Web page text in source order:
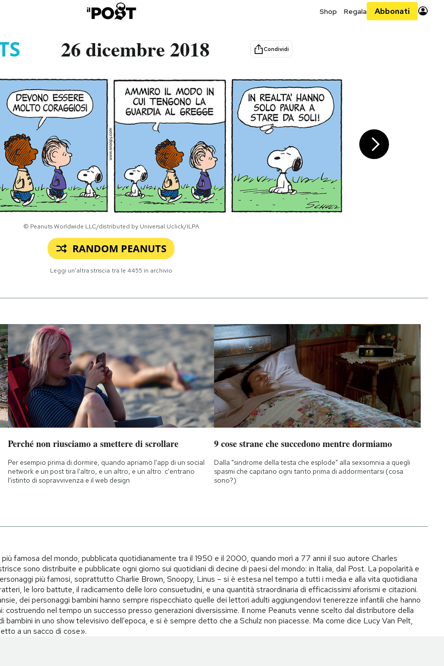
Shop Regala Abbonati
26 dicembre 2018 Condividi
© Peanuts Worldwide LLC/distributed by Universal Uclick/ILPA
RANDOM PEANUTS
Leggi un'altra striscia tra le 4455 in archivio
Perché non riusciamo a smettere di scrollare
Per esempio prima di dormire, quando apriamo l'app di un social
network e un post tira l'altro, e un altro, e un altro: c'entrano
l'istinto di sopravvivenza e il web design
9 cose strane che succedono mentre dormiamo
Dalla "sindrome della testa che esplode" alla sexsomnia a quegli
spasmi che capitano ogni tanto prima di addormentarsi (cosa
sono?)
famosa del mondo, pubblicata quotidianamente tra il 1950 e il 2000, quando morì a 77 anni il suo autore Charles
sono distribuite e pubblicate ogni giorno sui quotidiani di decine di paesi del mondo: in Italia, dal Post. La popolarità e
più famosi, soprattutto Charlie Brown, Snoopy, Linus – si è estesa nel tempo a tutti i media e alla vita quotidiana
le loro battute, il radicamento delle loro consuetudini, e una quantità straordinaria di efficacissimi aforismi e citazioni.
dei personaggi bambini hanno sempre rispecchiato quelle dei lettori adulti aggiungendovi tenerezze infantili che hanno
costruendo nel tempo un successo presso generazioni diversissime. Il nome Peanuts venne scelto dal distributore della
bambini in uno show televisivo dell’epoca, e si è sempre detto che a Schulz non piacesse. Ma come dice Lucy Van Pelt,
a un sacco di cose».